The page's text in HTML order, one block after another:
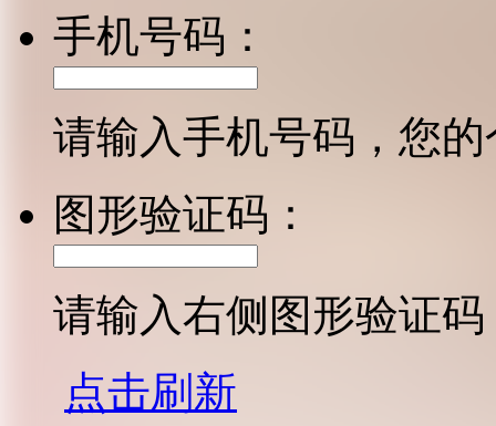
手机号码：
请输入手机号码，您
图形验证码：
请输入右侧图形验证码
点击刷新